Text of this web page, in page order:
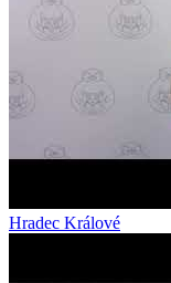
Hradec Králové